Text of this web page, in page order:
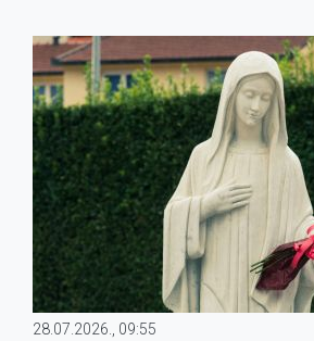
28.07.2026., 09:55